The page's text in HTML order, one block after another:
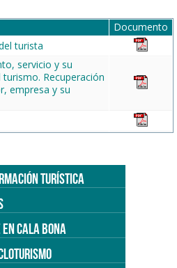
Documento
turista
servicio y su
Recuperación
empresa y su
TURÍSTICA
CALA BONA